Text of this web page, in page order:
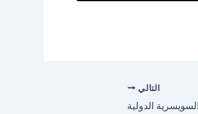
التالي